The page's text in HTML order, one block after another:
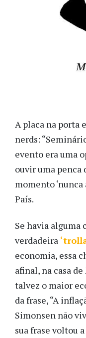
A placa na porta
nerds:
evento era uma
ouvir uma penca
momento ‘nunca
País.
Se havia alguma
verdadeira
economia, essa
afinal, na casa
talvez o maior
da frase, “A
Simonsen não
sua frase voltou